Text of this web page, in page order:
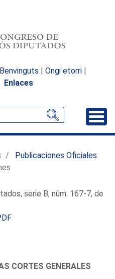
Benvinguts | Ongi etorri |
Enlaces
Publicaciones Oficiales
serie B, núm. 167-7, de
CORTES GENERALES